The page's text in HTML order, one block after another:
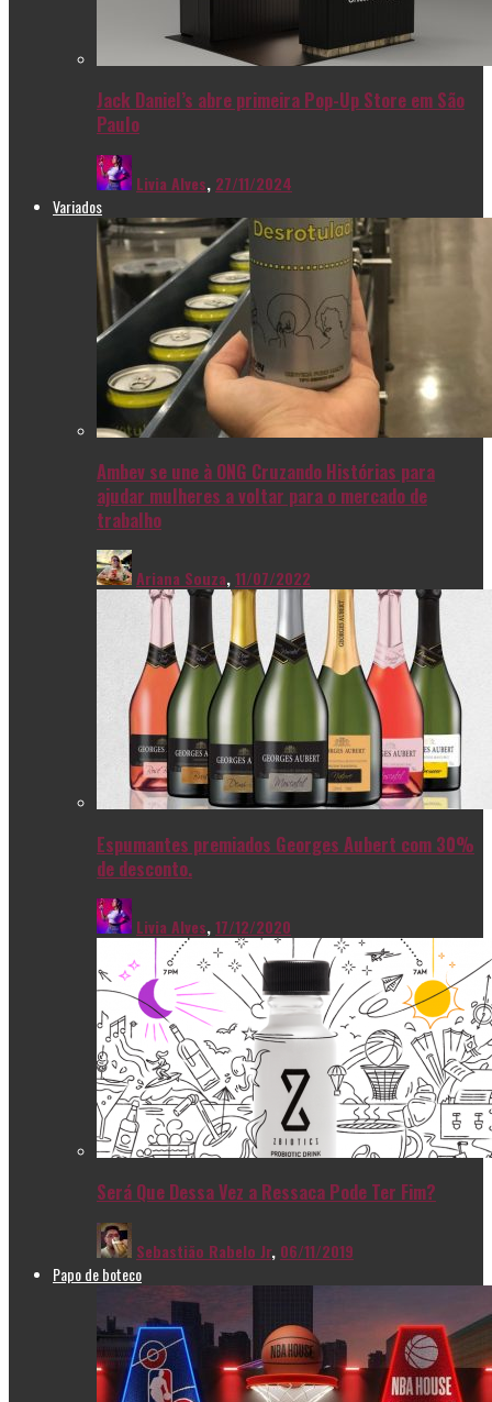
Jack Daniel’s abre primeira Pop-Up Store em São
Paulo
Livia Alves, 27/11/2024
Variados
Ambev se une à ONG Cruzando Histórias para
ajudar mulheres a voltar para o mercado de
trabalho
Ariana Souza,11/07/2022
Espumantes premiados Georges Aubert com 30%
de desconto.
Livia Alves,17/12/2020
Será Que Dessa Vez a Ressaca Pode Ter Fim?
Sebastião Rabelo Jr, 06/11/2019
Papo de boteco